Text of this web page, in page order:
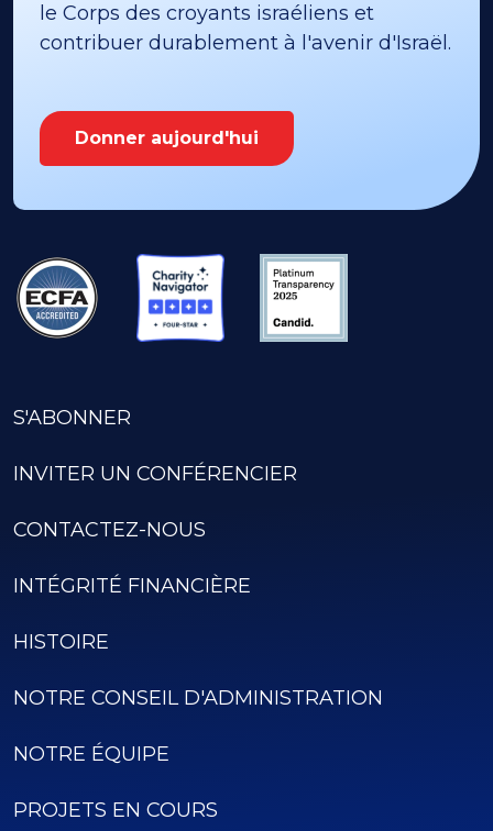
le Corps des croyants israéliens et
contribuer durablement à l'avenir d'Israël.
Donner aujourd'hui
S'ABONNER
INVITER UN CONFÉRENCIER
CONTACTEZ-NOUS
INTÉGRITÉ FINANCIÈRE
HISTOIRE
NOTRE CONSEIL D'ADMINISTRATION
NOTRE ÉQUIPE
PROJETS EN COURS